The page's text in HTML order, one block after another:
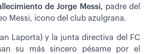
de Jorge Messi, padre del
Messi, icono del club azulgrana.
Laporta) y la junta directiva del FC
su más sincero pésame por el